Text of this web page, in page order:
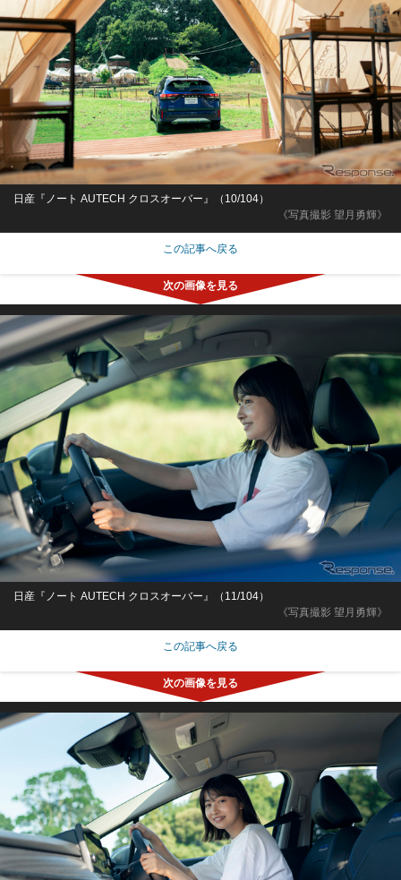
《写真撮影 望月勇輝》
日産『ノート AUTECH クロスオーバー』（10/104）
この記事へ戻る
《写真撮影 望月勇輝》
日産『ノート AUTECH クロスオーバー』（11/104）
この記事へ戻る